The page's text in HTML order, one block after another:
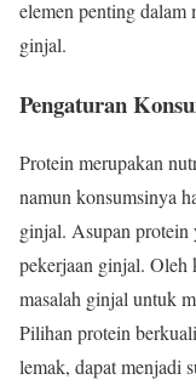
elemen penting dalam
ginjal.
Pengaturan
Protein merupakan
namun konsumsinya
ginjal. Asupan protein
pekerjaan ginjal. Oleh
masalah ginjal untuk
Pilihan protein
lemak, dapat menjadi